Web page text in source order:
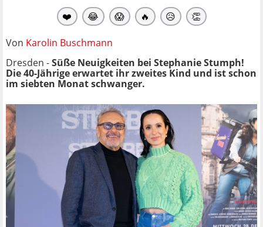
❤️ 😂 😱 🔥 😥 👏
Von Karolin Buschmann
Dresden -Süße Neuigkeiten bei Stephanie Stumph!
Die 40-Jährige erwartet ihr zweites Kind und ist schon
im siebten Monat schwanger.